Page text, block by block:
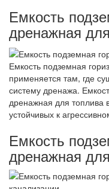
Емкость
дренажная
Емкость подземная
применяется там, где
систему дренажа.
дренажная для топлива
устойчивых к
Емкость
дренажная